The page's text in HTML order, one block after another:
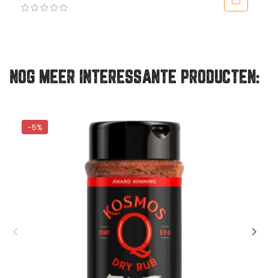
NOG MEER INTERESSANTE PRODUCTEN:
PAKKET